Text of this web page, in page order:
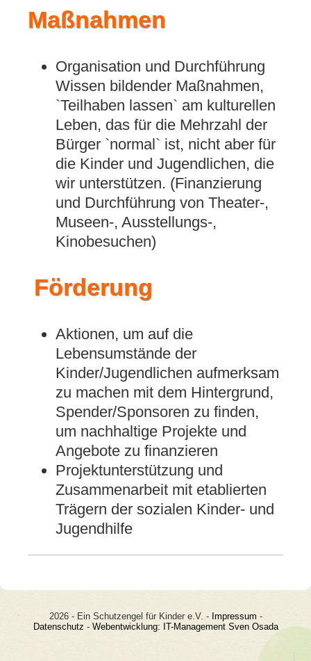
Maßnahmen
Organisation und Durchführung
Wissen bildender Maßnahmen,
`Teilhaben lassen` am kulturellen
Leben, das für die Mehrzahl der
Bürger `normal` ist, nicht aber für
die Kinder und Jugendlichen, die
wir unterstützen. (Finanzierung
und Durchführung von Theater-,
Museen-, Ausstellungs-,
Kinobesuchen)
Förderung
Aktionen, um auf die
Lebensumstände der
Kinder/Jugendlichen aufmerksam
zu machen mit dem Hintergrund,
Spender/Sponsoren zu finden,
um nachhaltige Projekte und
Angebote zu finanzieren
Projektunterstützung und
Zusammenarbeit mit etablierten
Trägern der sozialen Kinder- und
Jugendhilfe
2026 - Ein Schutzengel für Kinder e.V. - Impressum -
Datenschutz - Webentwicklung: IT-Management Sven Osada